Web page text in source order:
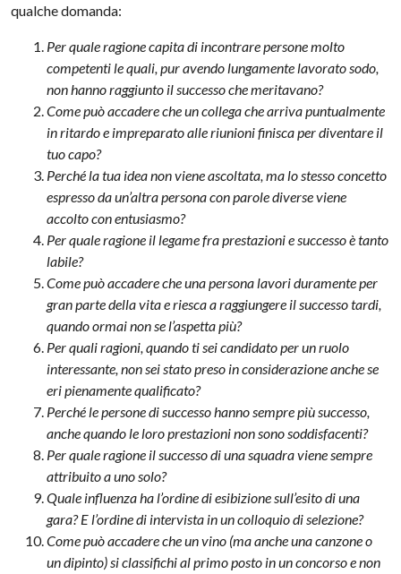
qualche domanda:
Per quale ragione capita di incontrare persone molto
competenti le quali, pur avendo lungamente lavorato sodo,
non hanno raggiunto il successo che meritavano?
Come può accadere che un collega che arriva puntualmente
in ritardo e impreparato alle riunioni finisca per diventare il
tuo capo?
Perché la tua idea non viene ascoltata, ma lo stesso concetto
espresso da un’altra persona con parole diverse viene
accolto con entusiasmo?
Per quale ragione il legame fra prestazioni e successo è tanto
labile?
Come può accadere che una persona lavori duramente per
gran parte della vita e riesca a raggiungere il successo tardi,
quando ormai non se l’aspetta più?
Per quali ragioni, quando ti sei candidato per un ruolo
interessante, non sei stato preso in considerazione anche se
eri pienamente qualificato?
Perché le persone di successo hanno sempre più successo,
anche quando le loro prestazioni non sono soddisfacenti?
Per quale ragione il successo di una squadra viene sempre
attribuito a uno solo?
Quale influenza ha l’ordine di esibizione sull’esito di una
gara? E l’ordine di intervista in un colloquio di selezione?
Come può accadere che un vino (ma anche una canzone o
un dipinto) si classifichi al primo posto in un concorso e non